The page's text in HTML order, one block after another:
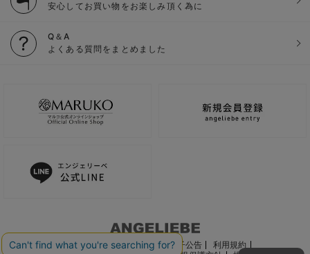
安心してお買い物をお楽しみ頂く為に
Q＆A
よくある質問をまとめました
ご利用ガイド 会社概要 電子公告
利用規約